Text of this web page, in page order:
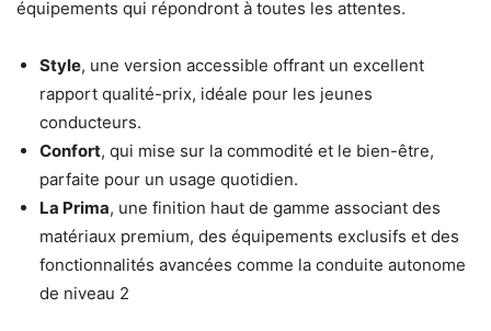
équipements qui répondront à toutes les attentes.
Style, une version accessible offrant un excellent
rapport qualité-prix, idéale pour les jeunes
conducteurs.
Confort, qui mise sur la commodité et le bien-être,
parfaite pour un usage quotidien.
La Prima, une finition haut de gamme associant des
matériaux premium, des équipements exclusifs et des
fonctionnalités avancées comme la conduite autonome
de niveau 2